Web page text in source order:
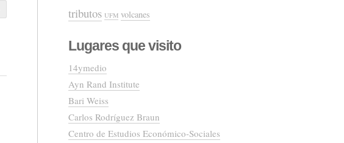
tributos UFM volcanes
Lugares que visito
14ymedio
Ayn Rand Institute
Bari Weiss
Carlos Rodríguez Braun
Centro de Estudios Económico-Sociales